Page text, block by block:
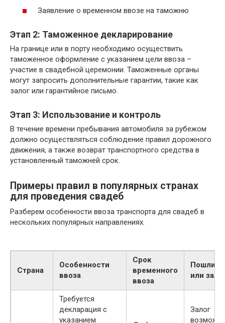
Заявление о временном ввозе на таможню
Этап 2: Таможенное декларирование
На границе или в порту необходимо осуществить
таможенное оформление с указанием цели ввоза –
участие в свадебной церемонии. Таможенные органы
могут запросить дополнительные гарантии, такие как
залог или гарантийное письмо.
Этап 3: Использование и контроль
В течение времени пребывания автомобиля за рубежом
должно осуществляться соблюдение правил дорожного
движения, а также возврат транспортного средства в
установленный таможней срок.
Примеры правил в популярных странах
для проведения свадеб
Разберем особенности ввоза транспорта для свадеб в
нескольких популярных направлениях.
Страна
Особенности
ввоза
Срок
временного
ввоза
или
Требуется
декларация с
указанием
Залог